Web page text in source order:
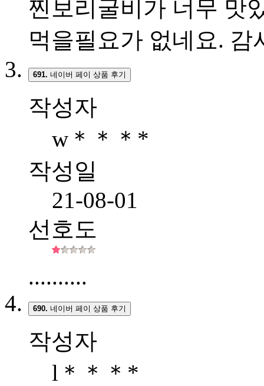
찐보리굴비가 너무 맛
먹을필요가 없네요. 감
691. 네이버 페이 상품 후기
작성자
w＊＊＊*
작성일
21-08-01
선호도
..........
690. 네이버 페이 상품 후기
작성자
l＊＊＊*